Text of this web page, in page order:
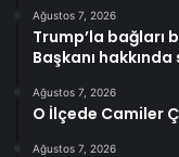
Ağustos 7, 2026
Trump’la bağları
Başkanı
Ağustos 7, 2026
O İlçede Camiler
Ağustos 7, 2026